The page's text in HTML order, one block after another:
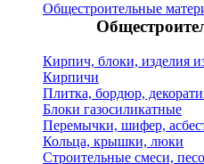
Общестроительные
Кирпич, блоки, изделия
Кирпичи
Плитка, бордюр,
Блоки газосиликатные
Перемычки, шифер,
Кольца, крышки, люки
Строительные смеси,